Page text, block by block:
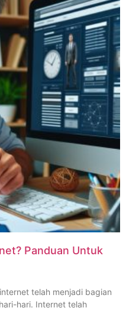
Panduan Untuk
telah menjadi bagian
hari. Internet telah